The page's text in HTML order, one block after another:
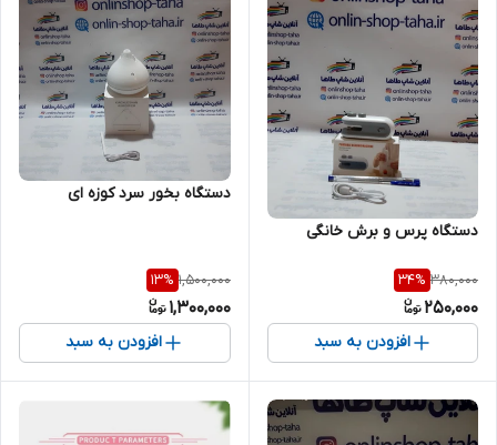
دستگاه پرس و برش خانگی
380,000
34%
250,000
افزودن به سبد
دستگاه بخور سرد کوزه ای
1,500,000
13%
1,300,000
افزودن به سبد